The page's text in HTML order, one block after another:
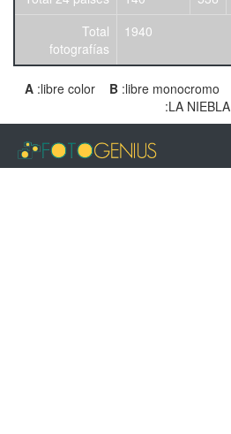
Total
fotografías
1940
A :libre color B :libre monocromo
:LA NIEBLA